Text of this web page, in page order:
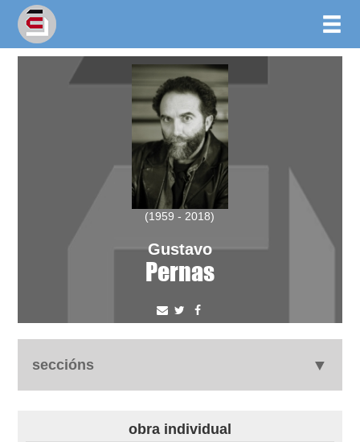
(1959 - 2018)
Gustavo
Pernas
seccións
obra individual